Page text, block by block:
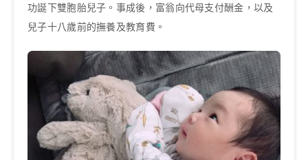
功誕下雙胞胎兒子。事成後，富翁向代母支付酬金，以及
兒子十八歲前的撫養及教育費。